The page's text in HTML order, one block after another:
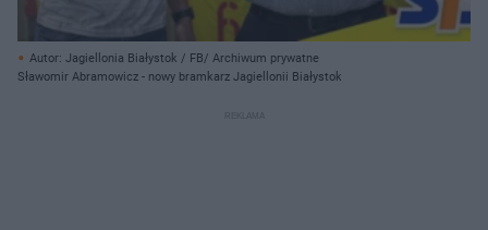
Autor: Jagiellonia Białystok / FB/ Archiwum prywatne
Sławomir Abramowicz - nowy bramkarz Jagiellonii Białystok